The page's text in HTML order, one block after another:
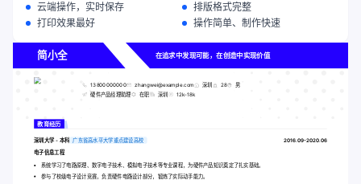
云端操作，实时保存
排版格式完整
打印效果最好
操作简单、制作快速
简小全 在追求中发现可能，在创造中实现价值
13800000000 zhangwei@example.com 深圳 28
男
硬件产品经理助理
在职 深圳 12k-18k
教育经历
深圳大学 - 本科 广东省高水平大学重点建设高校
2016.09-2020.06
电子信息工程
系统学习了电路原理、数字电子技术、模拟电子技术等专业课程，为硬件产品知识奠定了扎实基础。
参与了校级电子设计竞赛，负责硬件电路设计部分，锻炼了实际动手能力。